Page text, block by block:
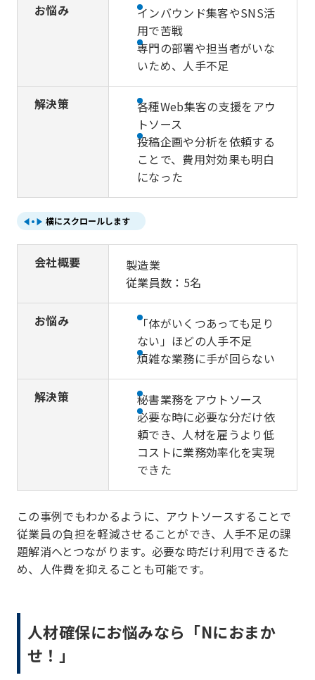
お悩み
インバウンド集客やSNS活
用で苦戦
専門の部署や担当者がいな
いため、人手不足
解決策
各種Web集客の支援をアウ
トソース
投稿企画や分析を依頼する
ことで、費用対効果も明白
になった
横にスクロールします
会社概要
製造業
従業員数：5名
お悩み
「体がいくつあっても足り
ない」ほどの人手不足
煩雑な業務に手が回らない
解決策
秘書業務をアウトソース
必要な時に必要な分だけ依
頼でき、人材を雇うより低
コストに業務効率化を実現
できた
この事例でもわかるように、アウトソースすることで
従業員の負担を軽減させることができ、人手不足の課
題解消へとつながります。必要な時だけ利用できるた
め、人件費を抑えることも可能です。
人材確保にお悩みなら「Nにおまか
せ！」